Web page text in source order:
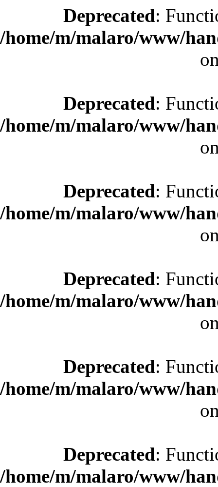
Deprecated:
/home/m/malaro/www/
Deprecated:
/home/m/malaro/www/
Deprecated:
/home/m/malaro/www/
Deprecated:
/home/m/malaro/www/
Deprecated:
/home/m/malaro/www/
Deprecated:
/home/m/malaro/www/